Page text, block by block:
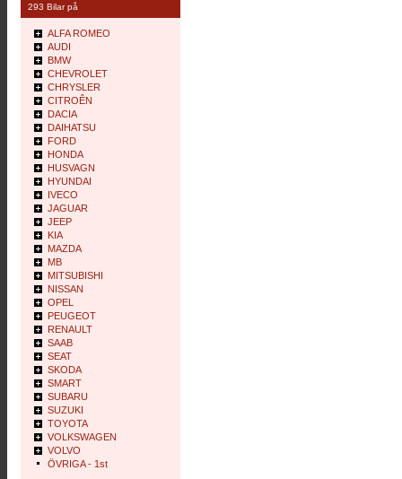
293 Bilar på
ALFA ROMEO
AUDI
BMW
CHEVROLET
CHRYSLER
CITROÊN
DACIA
DAIHATSU
FORD
HONDA
HUSVAGN
HYUNDAI
IVECO
JAGUAR
JEEP
KIA
MAZDA
MB
MITSUBISHI
NISSAN
OPEL
PEUGEOT
RENAULT
SAAB
SEAT
SKODA
SMART
SUBARU
SUZUKI
TOYOTA
VOLKSWAGEN
VOLVO
ÖVRIGA - 1st